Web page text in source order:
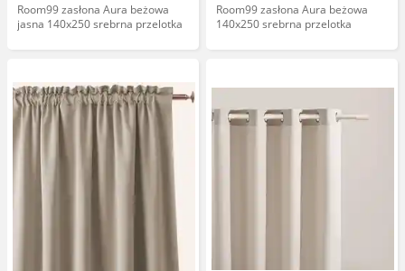
Room99 zasłona Aura beżowa
jasna 140x250 srebrna przelotka
Room99 zasłona Aura beżowa
140x250 srebrna przelotka